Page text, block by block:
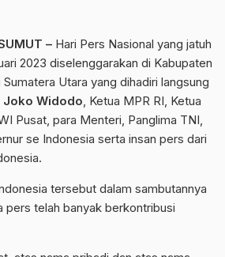
– Hari Pers Nasional yang jatuh
2023 diselenggarakan di Kabupaten
Utara yang dihadiri langsung
Joko Widodo, Ketua MPR RI, Ketua
Pusat, para Menteri, Panglima TNI,
se Indonesia serta insan pers dari
tersebut dalam sambutannya
pers telah banyak berkontribusi